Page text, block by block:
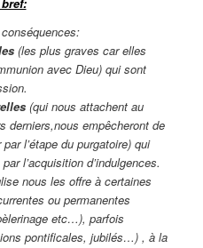
(les plus graves car elles
avec Dieu) qui sont
(qui nous attachent au
derniers,nous empêcheront de
l’étape du purgatoire) qui
l’acquisition d’indulgences.
nous les offre à certaines
ou permanentes
etc…), parfois
pontificales, jubilés…) , à la